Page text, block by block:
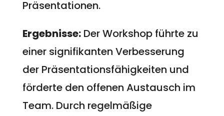
Präsentationen.
Ergebnisse:Der Workshop führte zu
einer signifikanten Verbesserung
der Präsentationsfähigkeiten und
förderte den offenen Austausch im
Team. Durch regelmäßige